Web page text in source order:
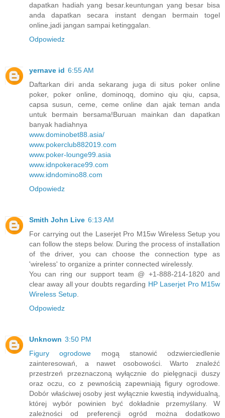
dapatkan hadiah yang besar.keuntungan yang besar bisa
anda dapatkan secara instant dengan bermain togel
online,jadi jangan sampai ketinggalan.
Odpowiedz
yernave id 6:55 AM
Daftarkan diri anda sekarang juga di situs poker online
poker, poker online, dominoqq, domino qiu qiu, capsa,
capsa susun, ceme, ceme online dan ajak teman anda
untuk bermain bersama!Buruan mainkan dan dapatkan
banyak hadiahnya
www.dominobet88.asia/
www.pokerclub882019.com
www.poker-lounge99.asia
www.idnpokerace99.com
www.idndomino88.com
Odpowiedz
Smith John Live 6:13 AM
For carrying out the Laserjet Pro M15w Wireless Setup you
can follow the steps below. During the process of installation
of the driver, you can choose the connection type as
'wireless' to organize a printer connected wirelessly.
You can ring our support team @ +1-888-214-1820 and
clear away all your doubts regarding HP Laserjet Pro M15w
Wireless Setup
Odpowiedz
Unknown 3:50 PM
Figury ogrodowe mogą stanowić odzwierciedlenie
zainteresowań, a nawet osobowości. Warto znaleźć
przestrzeń przeznaczoną wyłącznie do pielęgnacji duszy
oraz oczu, co z pewnością zapewniają figury ogrodowe.
Dobór właściwej osoby jest wyłącznie kwestią indywidualną,
której wybór powinien być dokładnie przemyślany. W
zależności od preferencji ogród można dodatkowo